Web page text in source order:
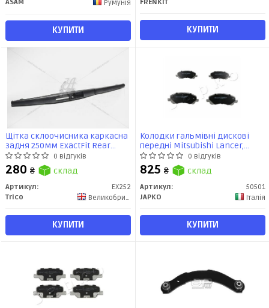
ASAM Румунія
КУПИТИ
FRENKIT
КУПИТИ
Щітка склоочисника каркасна
задня 250мм ExactFit Rear
Nissan Leaf (ZE0), Peugeot 4008,
Suzuki SX4 (EX252B) TRICO
0 відгуків
280 ₴ склад
Артикул:
EX252
Trico
Великобритания
КУПИТИ
Колодки гальмівні дискові
передні Mitsubishi Lancer,
Outlander II/Citroen C4/Jeep
Compass,Patriot/Peugeot 4008
(50501) JAPKO
0 відгуків
825 ₴ склад
Артикул:
50501
JAPKO
Італія
КУПИТИ